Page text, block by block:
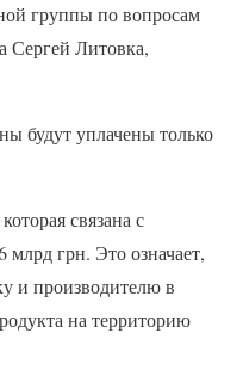
группы по вопросам
Сергей Литовка,
будут уплачены только
связана с
млрд грн. Это означает,
и производителю в
на территорию